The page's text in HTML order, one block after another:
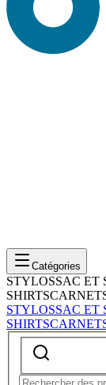
Catégories
STYLOSSAC ET
SHIRTS
STYLOSSAC ET
SHIRTS